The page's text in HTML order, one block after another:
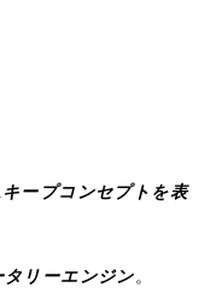
ープコンセプトを表
タリーエンジン。